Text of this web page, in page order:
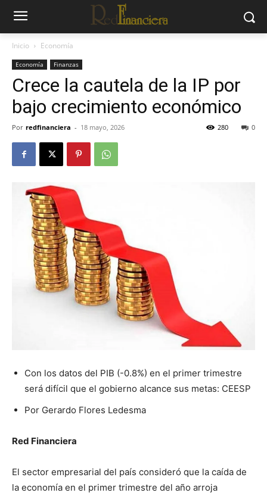
Inicio Economía
Economía Finanzas
Crece la cautela de la IP por
bajo crecimiento económico
Por redfinanciera - 18 mayo, 2026 0
280
Con los datos del PIB (-0.8%) en el primer trimestre
será difícil que el gobierno alcance sus metas: CEESP
Por Gerardo Flores Ledesma
Red Financiera
El sector empresarial del país consideró que la caída de
la economía en el primer trimestre del año arroja